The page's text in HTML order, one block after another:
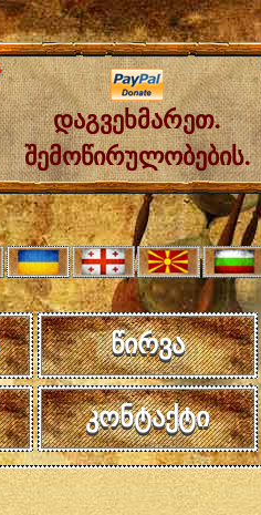
დაგვეხმარეთ.
შემოწირულობების.
წირვა
კონტაქტი